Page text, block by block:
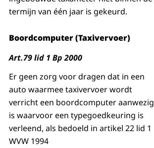
termijn van één jaar is gekeurd.
Boordcomputer (Taxivervoer)
Art.79 lid 1 Bp 2000
Er geen zorg voor dragen dat in een
auto waarmee taxivervoer wordt
verricht een boordcomputer aanwezig
is waarvoor een typegoedkeuring is
verleend, als bedoeld in artikel 22 lid 1
WVW 1994